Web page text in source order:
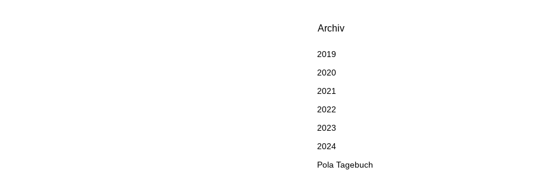
Archiv
2019
2020
2021
2022
2023
2024
Pola Tagebuch